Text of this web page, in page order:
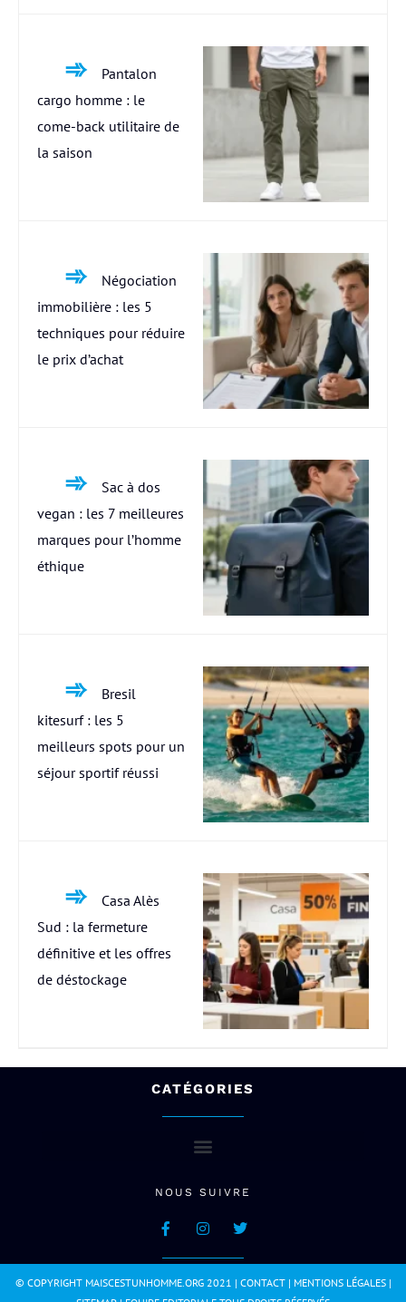
Pantalon
cargo homme : le
come-back utilitaire de
la saison
Négociation
immobilière : les 5
techniques pour réduire
le prix d’achat
Sac à dos
vegan : les 7 meilleures
marques pour l’homme
éthique
Bresil
kitesurf : les 5
meilleurs spots pour un
séjour sportif réussi
Casa Alès
Sud : la fermeture
définitive et les offres
de déstockage
CATÉGORIES
NOUS SUIVRE
© COPYRIGHT MAISCESTUNHOMME.ORG 2021 | CONTACT| MENTIONS LÉGALES|